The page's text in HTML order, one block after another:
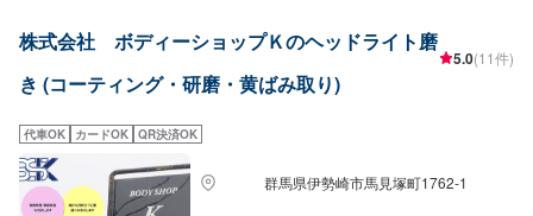
株式会社 ボディーショップＫのヘッドライト磨
き (コーティング・研磨・黄ばみ取り)
5.0(11件)
代車OK カードOK QR決済OK
群馬県伊勢崎市馬見塚町1762‐1